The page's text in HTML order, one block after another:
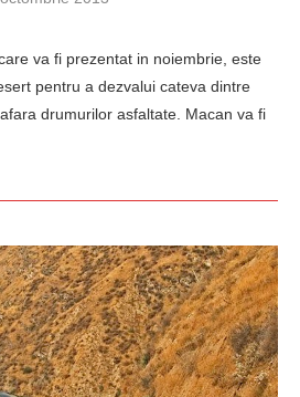
va fi prezentat in noiembrie, este
pentru a dezvalui cateva dintre
drumurilor asfaltate. Macan va fi